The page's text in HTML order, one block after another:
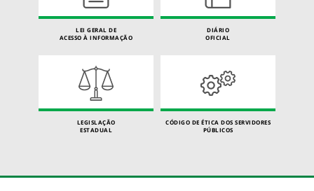
LEI GERAL DE
ACESSO À INFORMAÇÃO
DIÁRIO
OFICIAL
LEGISLAÇÃO
ESTADUAL
CÓDIGO DE ÉTICA DOS SERVIDORES
PÚBLICOS